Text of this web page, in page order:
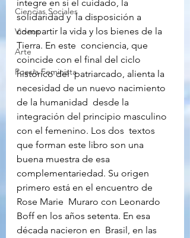
Ciencias Sociales
Videos
Arte
Poesía Feminista
integre en sí el cuidado, la
solidaridad y  la disposición a
compartir la vida y los bienes de la
Tierra. En este  conciencia, que
coincide con el final del ciclo
histórico del  patriarcado, alienta la
necesidad de un nuevo nacimiento
de la humanidad  desde la
integración del principio masculino
con el femenino. Los dos  textos
que forman este libro son una
buena muestra de esa
complementariedad. Su origen
primero está en el encuentro de
Rose Marie  Muraro con Leonardo
Boff en los años setenta. En esa
década nacieron en  Brasil, en las